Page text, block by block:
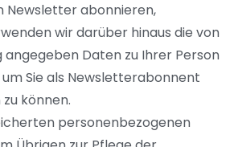
Newsletter abonnieren,
wir darüber hinaus die von
angegeben Daten zu Ihrer Person
um Sie als Newsletterabonnent
können.
personenbezogenen